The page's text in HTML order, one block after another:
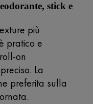
stick e
più
pratico e
on
La
preferita sulla